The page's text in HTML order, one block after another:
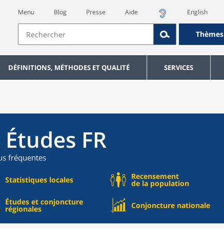
Menu Blog Presse Aide English
Thèmes
DÉFINITIONS, MÉTHODES ET QUALITÉ SERVICES
FR
fréquentes
Statistiques locales Recensement
de la population
Études et conjoncture
régionales Conjoncture nationale